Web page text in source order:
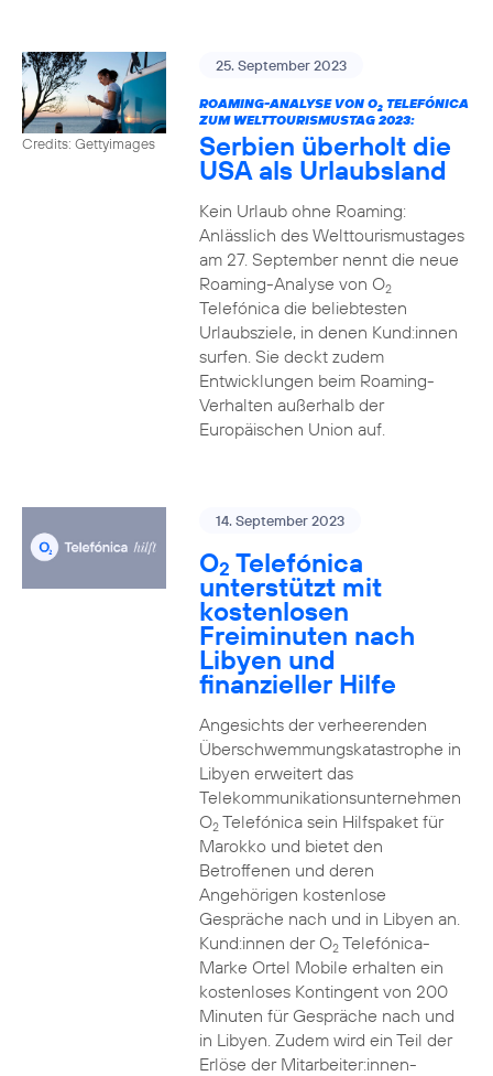
Credits: Gettyimages
25. September 2023
ROAMING-ANALYSE VON O2TELEFÓNICA
ZUM WELTTOURISMUSTAG 2023:
Serbien überholt die
USA als Urlaubsland
Kein Urlaub ohne Roaming:
Anlässlich des Welttourismustages
am 27. September nennt die neue
Roaming-Analyse von O2
Telefónica die beliebtesten
Urlaubsziele, in denen Kund:innen
surfen. Sie deckt zudem
Entwicklungen beim Roaming-
Verhalten außerhalb der
Europäischen Union auf.
14. September 2023
O2 Telefónica
unterstützt mit
kostenlosen
Freiminuten nach
Libyen und
finanzieller Hilfe
Angesichts der verheerenden
Überschwemmungskatastrophe in
Libyen erweitert das
Telekommunikationsunternehmen
O2Telefónica sein Hilfspaket für
Marokko und bietet den
Betroffenen und deren
Angehörigen kostenlose
Gespräche nach und in Libyen an.
Kund:innen der O2Telefónica-
Marke Ortel Mobile erhalten ein
kostenloses Kontingent von 200
Minuten für Gespräche nach und
in Libyen. Zudem wird ein Teil der
Erlöse der Mitarbeiter:innen-